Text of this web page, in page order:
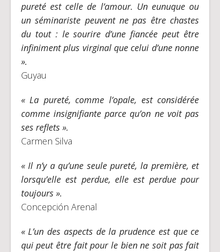
pureté est celle de l’amour. Un eunuque ou
un séminariste peuvent ne pas être chastes
du tout : le sourire d’une fiancée peut être
infiniment plus virginal que celui d’une nonne
».
Guyau
« La pureté, comme l’opale, est considérée
comme insignifiante parce qu’on ne voit pas
ses reflets ».
Carmen Silva
« Il n’y a qu’une seule pureté, la première, et
lorsqu’elle est perdue, elle est perdue pour
toujours ».
Concepción Arenal
« L’un des aspects de la prudence est que ce
qui peut être fait pour le bien ne soit pas fait